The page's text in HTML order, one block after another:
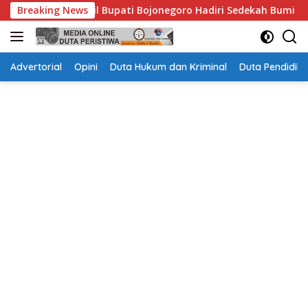
Langsung
ke
konten
Breaking News
Bojonegoro Hadiri Sedekah Bumi Panen Raya di Desa
Advertorial Opini Duta Hukum dan Kriminal Duta